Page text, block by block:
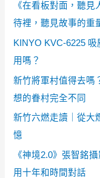
《在看板對面，聽
待裡，聽見故事的重
KINYO KVC-6225
用嗎？
新竹將軍村值得去嗎
想的眷村完全不同
新竹六燃走讀｜從大
憶
《神境2.0》張智銘
用十年和時間對話